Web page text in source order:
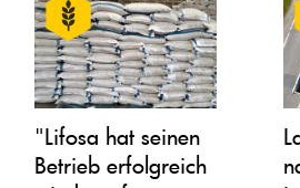
"Lifosa hat seinen
Betrieb erfolgreich